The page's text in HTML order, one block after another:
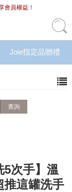
會員權益！
Joie指定品贈禮
5次手】溫
推這罐洗手